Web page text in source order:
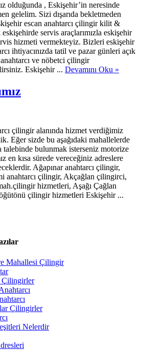
olduğunda , Eskişehir’in neresinde
gelelim. Sizi dışarıda bekletmeden
escan anahtarcı çilingir kilit &
servis araçlarımızla eskişehir
hizmeti vermekteyiz. Bizleri eskişehir
ihtiyacınızda tatil ve pazar günleri açık
ve nöbetci çilingir
Eskişehir ... Devamını Oku »
çilingir alanında hizmet verdiğimiz
Eğer sizde bu aşağıdaki mahallelerde
bulunmak isterseniz motorize
en kısa sürede vereceğiniz adreslere
Ağapınar anahtarcı çilingir,
anahtarcı çilingir, Akçağlan çilingirci,
hizmetleri, Aşağı Çağlan
çilingir hizmetleri Eskişehir ...
Mahallesi Çilingir
Çilingirler
Çilingirler
Nelerdir